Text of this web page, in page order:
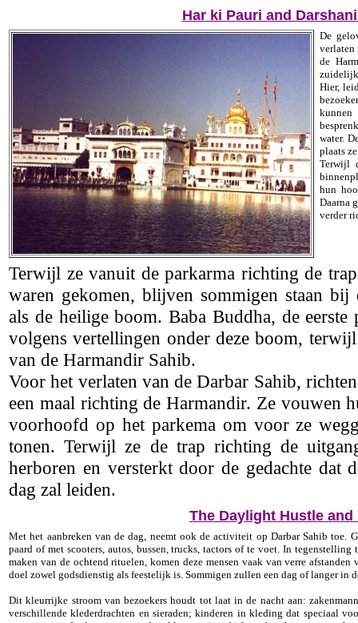
Har ki Pauri and
De
verlaten
de
Hier,
water.
plaats
Terwijl
hun
Daarna
verder
Terwijl ze vanuit de parkarma richting de
waren gekomen, blijven sommigen staan
als de heilige boom. Baba Buddha, de
volgens vertellingen onder deze boom,
van de Harmandir Sahib.
Voor het verlaten van de Darbar Sahib,
een maal richting de Harmandir. Ze vouwen
voorhoofd op het parkema om voor ze
tonen. Terwijl ze de trap richting de
herboren en versterkt door de gedachte dat
dag zal leiden.
The Daylight Hustle and
Met het aanbreken van de dag, neemt ook de activiteit op Darbar Sahib toe.
paard of met scooters, autos, bussen, trucks, tactors of te voet. In
maken van de ochtend rituelen, komen deze mensen vaak van verre
doel zowel godsdienstig als feestelijk is. Sommigen zullen een dag of langer in
Dit kleurrijke stroom van bezoekers houdt tot laat in de nacht aan:
verschillende klederdrachten en sieraden; kinderen in kleding dat speciaal